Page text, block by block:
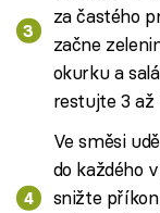
za častého
začne
okurku a
restujte 3 až
Ve směsi
do každého
snižte příkon